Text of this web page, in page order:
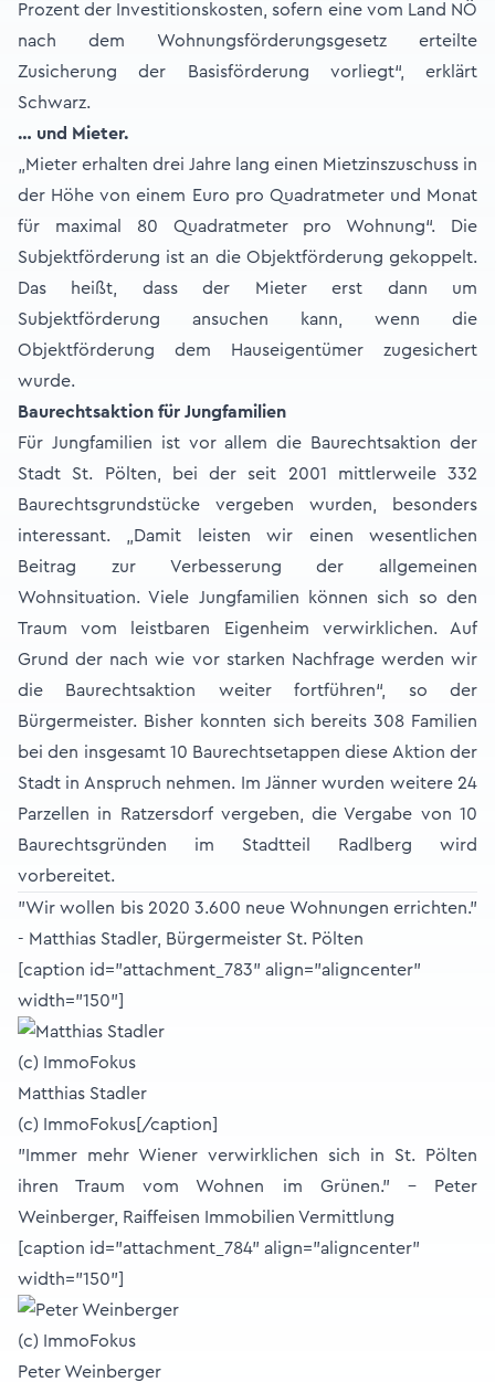
Prozent der Investitionskosten, sofern eine vom Land NÖ
nach dem Wohnungsförderungsgesetz erteilte
Zusicherung der Basisförderung vorliegt“, erklärt
Schwarz.
… und Mieter.
„Mieter erhalten drei Jahre lang einen Mietzinszuschuss in
der Höhe von einem Euro pro Quadratmeter und Monat
für maximal 80 Quadratmeter pro Wohnung“. Die
Subjektförderung ist an die Objektförderung gekoppelt.
Das heißt, dass der Mieter erst dann um
Subjektförderung ansuchen kann, wenn die
Objektförderung dem Hauseigentümer zugesichert
wurde.
Baurechtsaktion für Jungfamilien
Für Jungfamilien ist vor allem die Baurechtsaktion der
Stadt St. Pölten, bei der seit 2001 mittlerweile 332
Baurechtsgrundstücke vergeben wurden, besonders
interessant. „Damit leisten wir einen wesentlichen
Beitrag zur Verbesserung der allgemeinen
Wohnsituation. Viele Jungfamilien können sich so den
Traum vom leistbaren Eigenheim verwirklichen. Auf
Grund der nach wie vor starken Nachfrage werden wir
die Baurechtsaktion weiter fortführen“, so der
Bürgermeister. Bisher konnten sich bereits 308 Familien
bei den insgesamt 10 Baurechtsetappen diese Aktion der
Stadt in Anspruch nehmen. Im Jänner wurden weitere 24
Parzellen in Ratzersdorf vergeben, die Vergabe von 10
Baurechtsgründen im Stadtteil Radlberg wird
vorbereitet.
"Wir wollen bis 2020 3.600 neue Wohnungen errichten."
- Matthias Stadler, Bürgermeister St. Pölten
[caption id="attachment_783" align="aligncenter"
width="150"]
Matthias Stadler
(c) ImmoFokus[/caption]
"Immer mehr Wiener verwirklichen sich in St. Pölten
ihren Traum vom Wohnen im Grünen." - Peter
Weinberger, Raiffeisen Immobilien Vermittlung
[caption id="attachment_784" align="aligncenter"
width="150"]
Peter Weinberger